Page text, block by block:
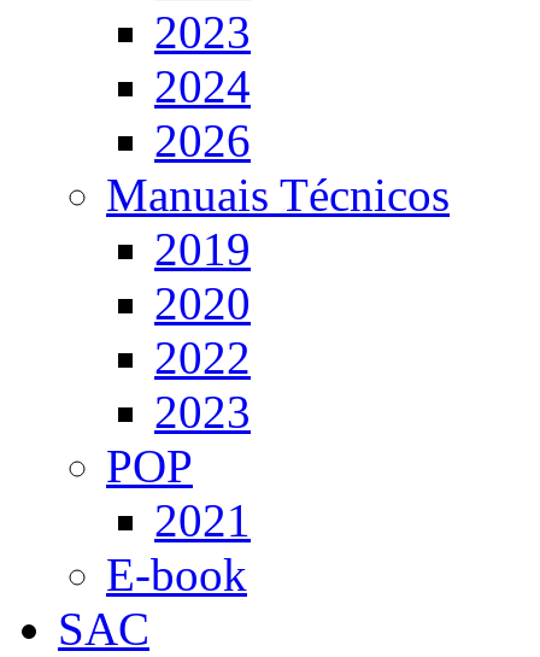
2023
2024
2026
Manuais Técnicos
2019
2020
2022
2023
POP
2021
E-book
SAC